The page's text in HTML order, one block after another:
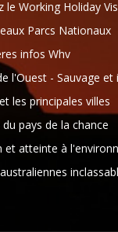
le Working Holiday
Parcs Nationaux
infos Whv
l'Ouest - Sauvage et
les principales villes
pays de la chance
et atteinte à